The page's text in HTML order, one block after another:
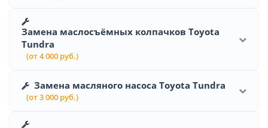
Замена маслосъёмных колпачков Toyota
Tundra
(от 4 000 руб.)
Замена масляного насоса Toyota Tundra
(от 3 000 руб.)